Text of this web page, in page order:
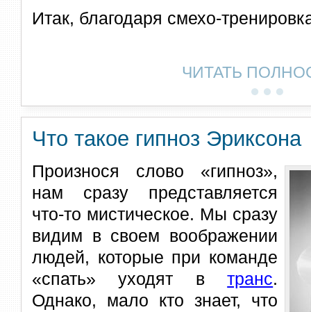
Итак, благодаря смехо-
ЧИТАТЬ
Что такое гипноз Эриксона
Произнося слово «гипноз»,
нам сразу представляется
что-то мистическое. Мы сразу
видим в своем воображении
людей, которые при команде
«спать» уходят втранс.
Однако, мало кто знает, что